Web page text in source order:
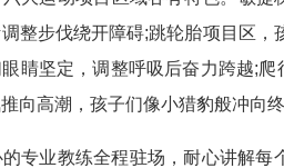
整步伐绕开障碍;跳轮胎项目区
睛坚定，调整呼吸后奋力跨越;
向高潮，孩子们像小猎豹般冲向终
业教练全程驻场，耐心讲解每